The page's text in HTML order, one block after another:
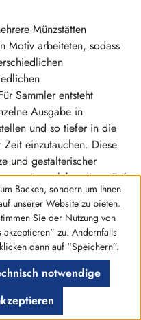
Münzstätten
Motiv arbeiteten, sodass
Sammler entsteht
Ausgabe in
und so tiefer in die
einzutauchen. Diese
und gestalterischer
zu einem lebendigen Teil
erweitern
verbinden deutsche
und numismatisches
Backen, sondern um Ihnen
unserer Website zu bieten.
Sie der Nutzung von
zu. Andernfalls
dann auf “Speichern”.
notwendige